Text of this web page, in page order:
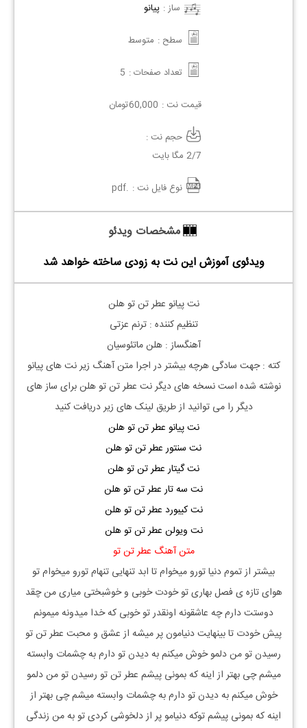
ساز : پیانو
سطح : متوسط
تعداد صفحات : 5
قیمت نت : 60,000تومان
حجم نت :
2/7 مگا بایت
نوع فایل نت : .pdf
مشخصات ویدئو
ویدئوی آموزش این نت به زودی ساخته خواهد شد
نت پیانو عطر تن تو هلن
تنظیم کننده : ترنم عزتی
آهنگساز : هلن ماتئوسیان
کته : جهت سادگی هرچه بیشتر در اجرا متن آهنگ زیر نت های پیانو
نوشته شده است نسخه های دیگر نت عطر تن تو هلنبرای ساز های
دیگر را می توانید از طریق لینک های زیر دریافت کنید
نت پیانو عطر تن تو هلن
نت سنتور عطر تن تو هلن
نت گیتار عطر تن تو هلن
نت سه تار عطر تن تو هلن
نت کیبورد عطر تن تو هلن
نت ویولن عطر تن تو هلن
متن آهنگ عطر تن تو
بیشتر از تموم دنیا تورو میخوام تا ابد تنهایی تنهام تورو میخوام تو
هوای تازه ی فصل بهاری تو خودت خوبی و خوشبختی میاری من چقد
دوستت دارم چه عاشقونه اونقدر تو خوبی که خدا میدونه میمونم
پیش خودت تا بینهایت دنیامون پر میشه از عشق و محبت عطر تن تو
رسیدن تو من دلمو خوش میکنم به دیدن تو دارم به چشمات وابسته
میشم چی بهتر از اینه که بمونی پیشم عطر تن تو رسیدن تو من دلمو
خوش میکنم به دیدن تو دارم به چشمات وابسته میشم چی بهتر از
اینه که بمونی پیشم توکه دنیامو پر از دلخوشی کردی تو به من زندگی